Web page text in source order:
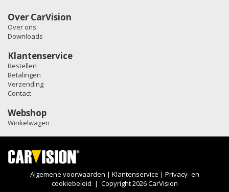
Over CarVision
Over ons
Downloads
Klantenservice
Bestellen
Betalingen
Verzending
Contact
Webshop
Winkelwagen
Algemene voorwaarden | Klantenservice | Privacy- en
cookiebeleid | Copyright 2026 CarVision